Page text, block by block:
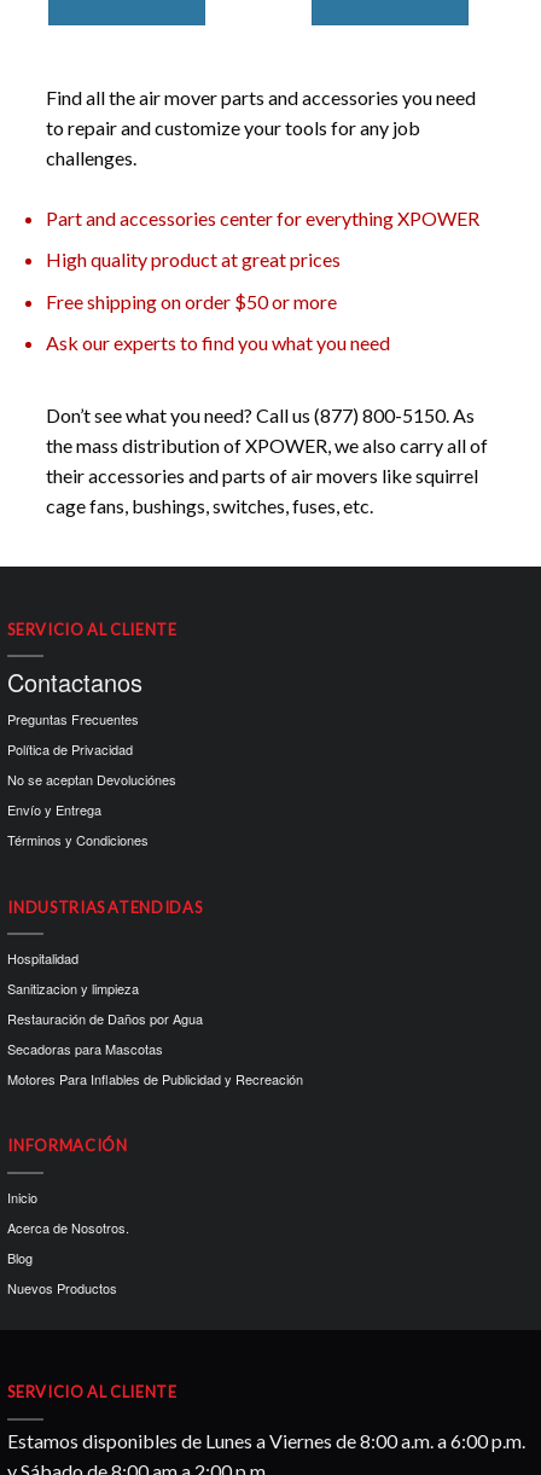
Find all the air mover parts and accessories you need
to repair and customize your tools for any job
challenges.
Part and accessories center for everything XPOWER
High quality product at great prices
Free shipping on order $50 or more
Ask our experts to find you what you need
Don’t see what you need? Call us (877) 800-5150. As
the mass distribution of XPOWER, we also carry all of
their accessories and parts of air movers like squirrel
cage fans, bushings, switches, fuses, etc.
SERVICIO AL CLIENTE
Contactanos
Preguntas Frecuentes
Política de Privacidad
No se aceptan Devoluciónes
Envío y Entrega
Términos y Condiciones
INDUSTRIAS ATENDIDAS
Hospitalidad
Sanitizacion y limpieza
Restauración de Daños por Agua
Secadoras para Mascotas
Motores Para Inflables de Publicidad y Recreación
INFORMACIÓN
Inicio
Acerca de Nosotros.
Blog
Nuevos Productos
SERVICIO AL CLIENTE
Estamos disponibles de Lunes a Viernes de 8:00 a.m. a 6:00 p.m.